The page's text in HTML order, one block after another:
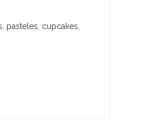
pasteles, cupcakes,